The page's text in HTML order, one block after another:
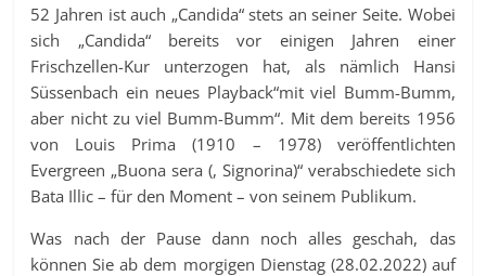
52 Jahren ist auch „Candida“ stets an seiner Seite. Wobei
sich „Candida“ bereits vor einigen Jahren einer
Frischzellen-Kur unterzogen hat, als nämlich Hansi
Süssenbach ein neues Playback“mit viel Bumm-Bumm,
aber nicht zu viel Bumm-Bumm“. Mit dem bereits 1956
von Louis Prima (1910 – 1978) veröffentlichten
Evergreen „Buona sera (, Signorina)“ verabschiedete sich
Bata Illic – für den Moment – von seinem Publikum.
Was nach der Pause dann noch alles geschah, das
können Sie ab dem morgigen Dienstag (28.02.2022) auf